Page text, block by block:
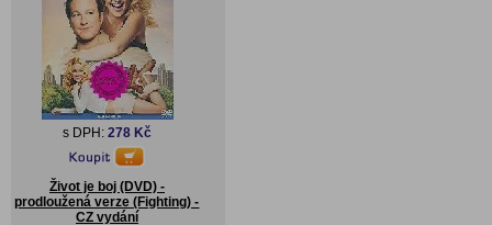
s DPH: 278 Kč
Život je boj (DVD) -
prodloužená verze (Fighting) -
CZ vydání